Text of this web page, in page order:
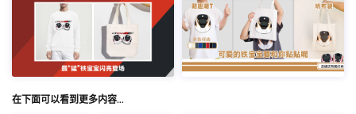
在下面可以看到更多内容…